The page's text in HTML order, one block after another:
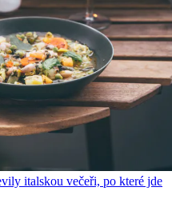
italskou večeři, po které jde